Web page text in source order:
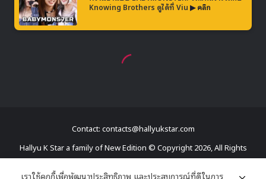
Contact: contacts@hallyukstar.com
Hallyu K Star a family of New Edition © Copyright 2026, All Rights
เราใช้คุกกี้เพื่อพัฒนาประสิทธิภาพ และประสบการณ์ที่ดีในการ